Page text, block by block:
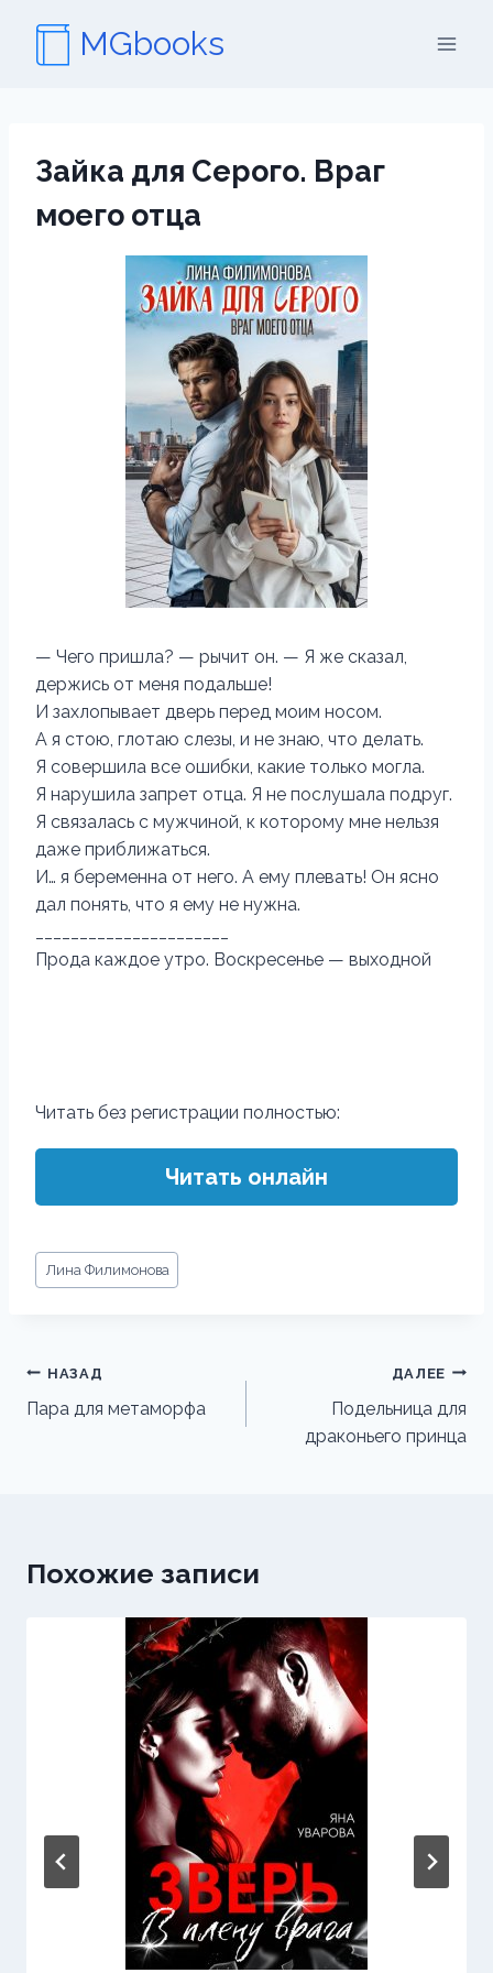
содержимому
MGbooks
Зайка для Серого. Враг
моего отца
— Чего пришла? — рычит он. — Я же сказал,
держись от меня подальше!
И захлопывает дверь перед моим носом.
А я стою, глотаю слезы, и не знаю, что делать.
Я совершила все ошибки, какие только могла.
Я нарушила запрет отца. Я не послушала подруг.
Я связалась с мужчиной, к которому мне нельзя
даже приближаться.
И… я беременна от него. А ему плевать! Он ясно
дал понять, что я ему не нужна.
Прода каждое утро. Воскресенье — выходной
Читать без регистрации полностью:
Читать онлайн
Метки
записи:
Лина Филимонова
Навигация
по
НАЗАД
Пара для метаморфа
ДАЛЕЕ
Подельница для
драконьего принца
Похожие записи